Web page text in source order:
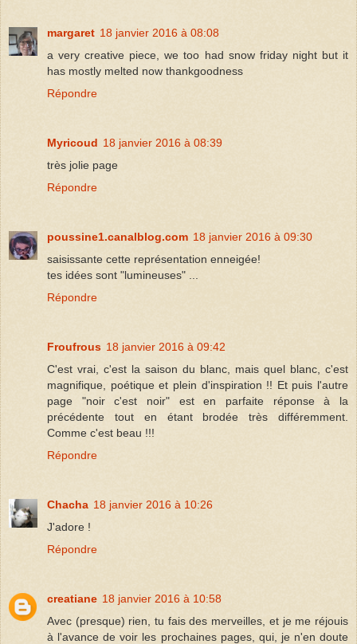
margaret 18 janvier 2016 à 08:08
a very creative piece, we too had snow friday night but it
has mostly melted now thankgoodness
Répondre
Myricoud 18 janvier 2016 à 08:39
très jolie page
Répondre
poussine1.canalblog.com 18 janvier 2016 à 09:30
saisissante cette représentation enneigée!
tes idées sont "lumineuses" ...
Répondre
Froufrous 18 janvier 2016 à 09:42
C'est vrai, c'est la saison du blanc, mais quel blanc, c'est
magnifique, poétique et plein d'inspiration !! Et puis l'autre
page "noir c'est noir" est en parfaite réponse à la
précédente tout en étant brodée très différemment.
Comme c'est beau !!!
Répondre
Chacha 18 janvier 2016 à 10:26
J'adore !
Répondre
creatiane 18 janvier 2016 à 10:58
Avec (presque) rien, tu fais des merveilles, et je me réjouis
à l'avance de voir les prochaines pages, qui, je n'en doute